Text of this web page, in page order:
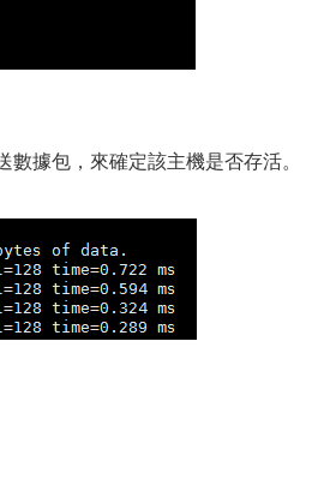
據包，來確定該主機是否存活。